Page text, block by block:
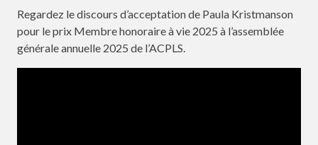
Regardez le discours d’acceptation de Paula Kristmanson
pour le prix Membre honoraire à vie 2025 à l’assemblée
générale annuelle 2025 de l’ACPLS.